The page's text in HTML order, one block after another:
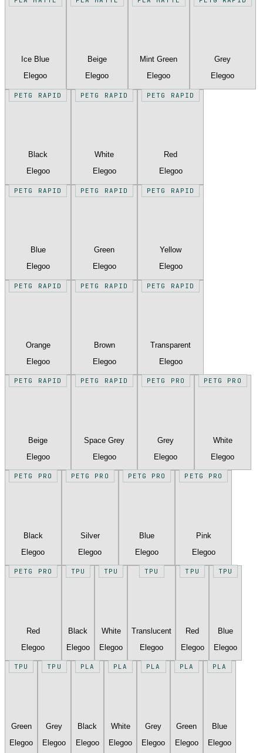
Ice Blue
Elegoo
Beige
Elegoo
Mint Green
Elegoo
Grey
Elegoo
PETG RAPID
Black
Elegoo
PETG RAPID
White
Elegoo
PETG RAPID
Red
Elegoo
PETG RAPID
Blue
Elegoo
PETG RAPID
Green
Elegoo
PETG RAPID
Yellow
Elegoo
PETG RAPID
Orange
Elegoo
PETG RAPID
Brown
Elegoo
PETG RAPID
Transparent
Elegoo
PETG RAPID
Beige
Elegoo
PETG RAPID
Space Grey
Elegoo
PETG PRO
Grey
Elegoo
PETG PRO
White
Elegoo
PETG PRO
Black
Elegoo
PETG PRO
Silver
Elegoo
PETG PRO
Blue
Elegoo
PETG PRO
Pink
Elegoo
PETG PRO
Red
Elegoo
TPU
Black
Elegoo
TPU
White
Elegoo
TPU
Translucent
Elegoo
TPU
Red
Elegoo
TPU
Blue
Elegoo
TPU
Green
Elegoo
TPU
Grey
Elegoo
PLA
Black
Elegoo
PLA
White
Elegoo
PLA
Grey
Elegoo
PLA
Green
Elegoo
PLA
Blue
Elegoo